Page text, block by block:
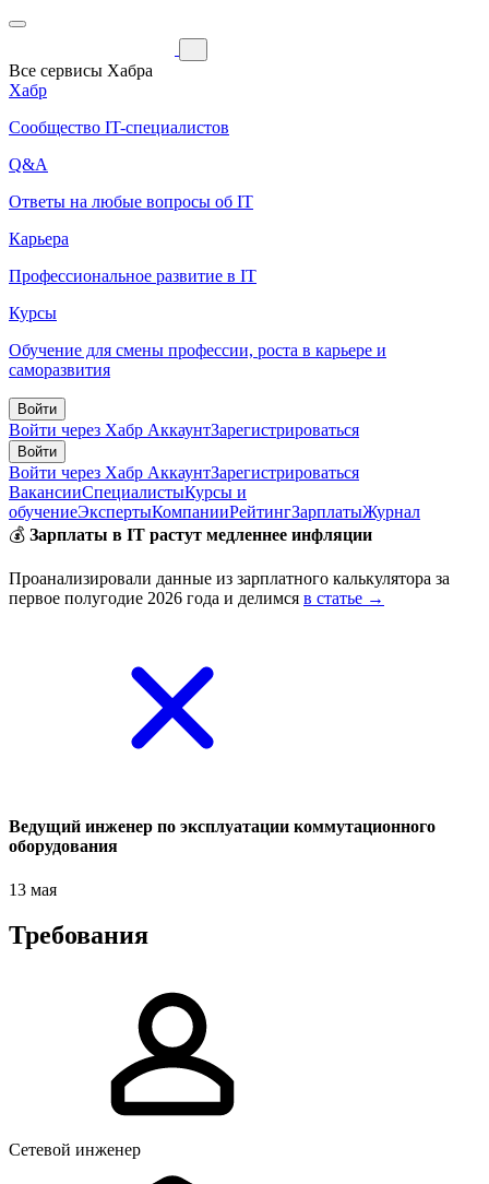
Все сервисы Хабра
Хабр
Сообщество IT-специалистов
Q&A
Ответы на любые вопросы об IT
Карьера
Профессиональное развитие в IT
Курсы
Обучение для смены профессии, роста в карьере и
саморазвития
Войти
Войти через Хабр АккаунтЗарегистрироваться
Войти
Войти через Хабр АккаунтЗарегистрироваться
ВакансииСпециалистыКурсы и
обучениеЭкспертыКомпанииРейтингЗарплатыЖурнал
💰 Зарплаты в IT растут медленнее инфляции
Проанализировали данные из зарплатного калькулятора за
первое полугодие 2026 года и делимся в статье →
Ведущий инженер по эксплуатации коммутационного
оборудования
13 мая
Требования
Сетевой инженер